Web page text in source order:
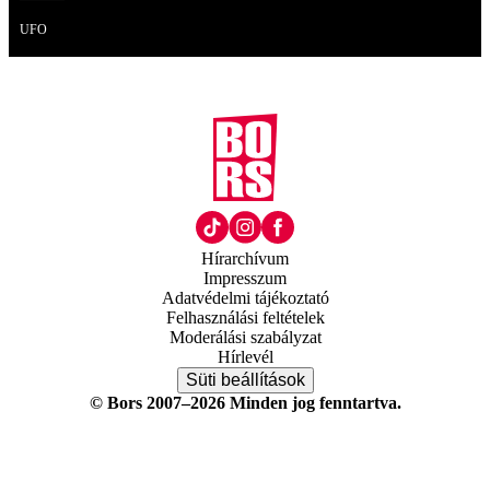
UFO
Hírarchívum
Impresszum
Adatvédelmi tájékoztató
Felhasználási feltételek
Moderálási szabályzat
Hírlevél
Süti beállítások
© Bors 2007–2026 Minden jog fenntartva.